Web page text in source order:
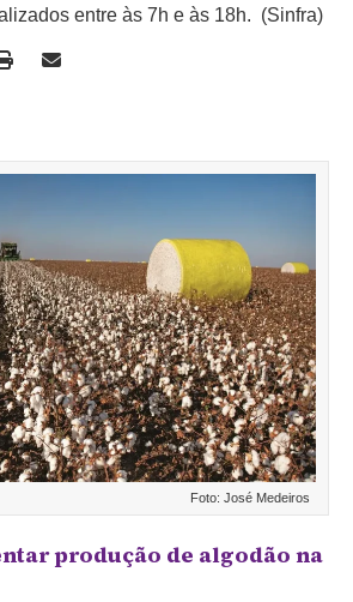
entre às 7h e às 18h. (Sinfra)
Foto: José Medeiros
produção de algodão na